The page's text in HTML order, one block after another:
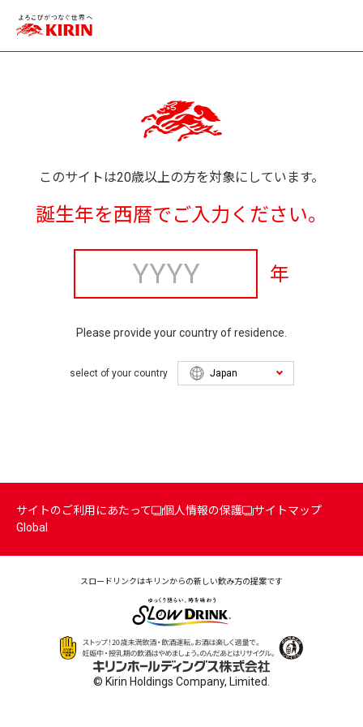
このサイトは20歳以上の方を対象にしています。
誕生年を西暦でご入力ください。
年
Please provide your country of residence.
select of your country
サイトのご利用にあたって 個人情報の保護
サイトマップ
Global
スロードリンクはキリンからの新しい飲み方の提案です
© Kirin Holdings Company, Limited.